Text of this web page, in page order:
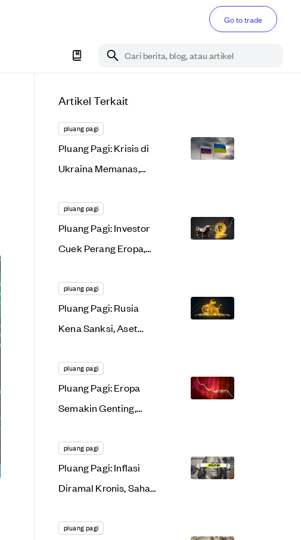
Go to trade
Cari berita, blog, atau artikel
Artikel Terkait
pluang pagi
Pluang Pagi: Krisis di
Ukraina Memanas,
Lemas!
pluang pagi
Pluang Pagi: Investor
Cuek Perang Eropa,
Kembali Jaya
pluang pagi
Pluang Pagi: Rusia
Kena Sanksi, Aset
Seksi!
pluang pagi
Pluang Pagi: Eropa
Semakin Genting,
Terbanting
pluang pagi
Pluang Pagi: Inflasi
Diramal Kronis, Saham
Nangis
pluang pagi